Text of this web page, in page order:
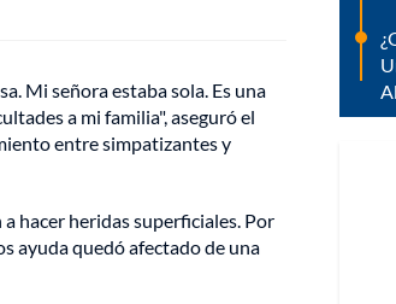
Mi señora estaba sola. Es una
a mi familia", aseguró el
entre simpatizantes y
hacer heridas superficiales. Por
ayuda quedó afectado de una